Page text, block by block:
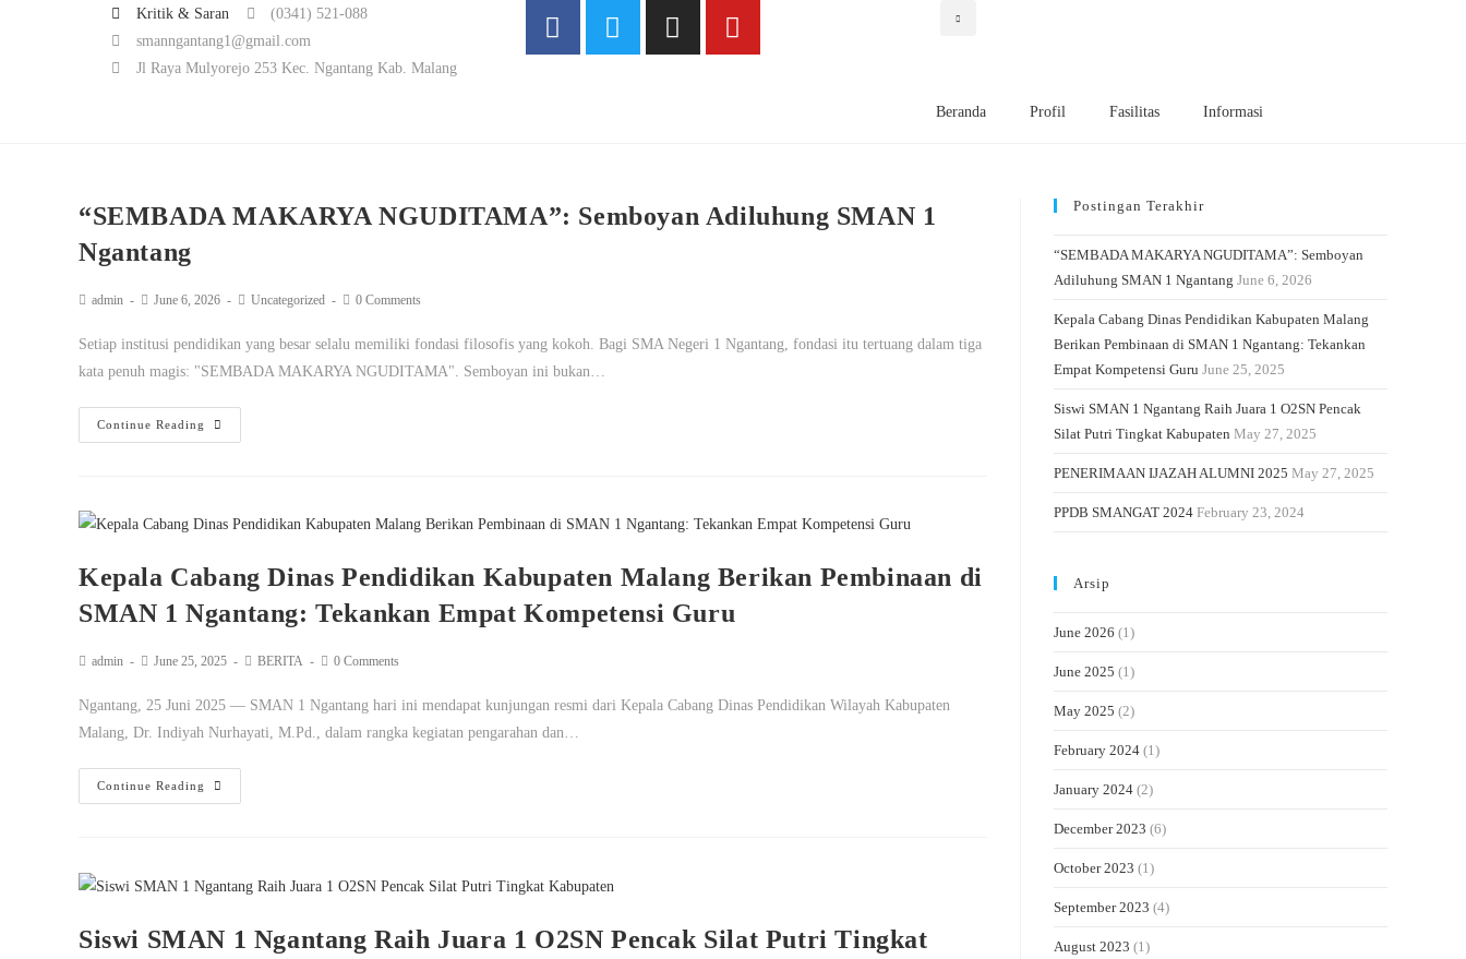
Kritik & Saran
(0341) 521-088
smanngantang1@gmail.com
Jl Raya Mulyorejo 253 Kec. Ngantang Kab. Malang
Beranda Profil Fasilitas Informasi
“SEMBADA MAKARYA NGUDITAMA”: Semboyan Adiluhung SMAN 1
Ngantang
admin June 6, 2026 Uncategorized 0 Comments
Setiap institusi pendidikan yang besar selalu memiliki fondasi filosofis yang kokoh. Bagi SMA Negeri 1 Ngantang, fondasi itu tertuang dalam tiga
kata penuh magis: "SEMBADA MAKARYA NGUDITAMA". Semboyan ini bukan…
Continue Reading
Kepala Cabang Dinas Pendidikan Kabupaten Malang Berikan Pembinaan di
SMAN 1 Ngantang: Tekankan Empat Kompetensi Guru
admin June 25, 2025 BERITA 0 Comments
Ngantang, 25 Juni 2025 — SMAN 1 Ngantang hari ini mendapat kunjungan resmi dari Kepala Cabang Dinas Pendidikan Wilayah Kabupaten
Malang, Dr. Indiyah Nurhayati, M.Pd., dalam rangka kegiatan pengarahan dan…
Continue Reading
Siswi SMAN 1 Ngantang Raih Juara 1 O2SN Pencak Silat Putri Tingkat
Postingan Terakhir
“SEMBADA MAKARYA NGUDITAMA”: Semboyan
Adiluhung SMAN 1 Ngantang June 6, 2026
Kepala Cabang Dinas Pendidikan Kabupaten Malang
Berikan Pembinaan di SMAN 1 Ngantang: Tekankan
Empat Kompetensi Guru June 25, 2025
Siswi SMAN 1 Ngantang Raih Juara 1 O2SN Pencak
Silat Putri Tingkat Kabupaten May 27, 2025
PENERIMAAN IJAZAH ALUMNI 2025 May 27, 2025
PPDB SMANGAT 2024 February 23, 2024
Arsip
June 2026 (1)
June 2025 (1)
May 2025 (2)
February 2024 (1)
January 2024 (2)
December 2023 (6)
October 2023 (1)
September 2023 (4)
August 2023 (1)